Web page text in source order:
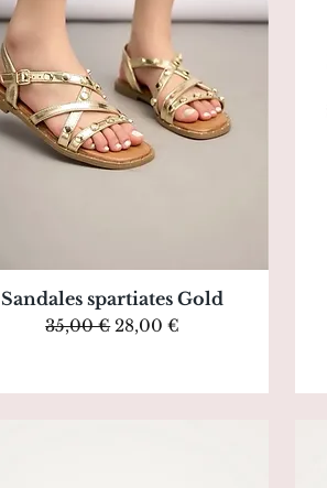
Aperçu rapide
Sandales spartiates Gold
Prix original
35,00 € Prix promotionnel
28,00 €